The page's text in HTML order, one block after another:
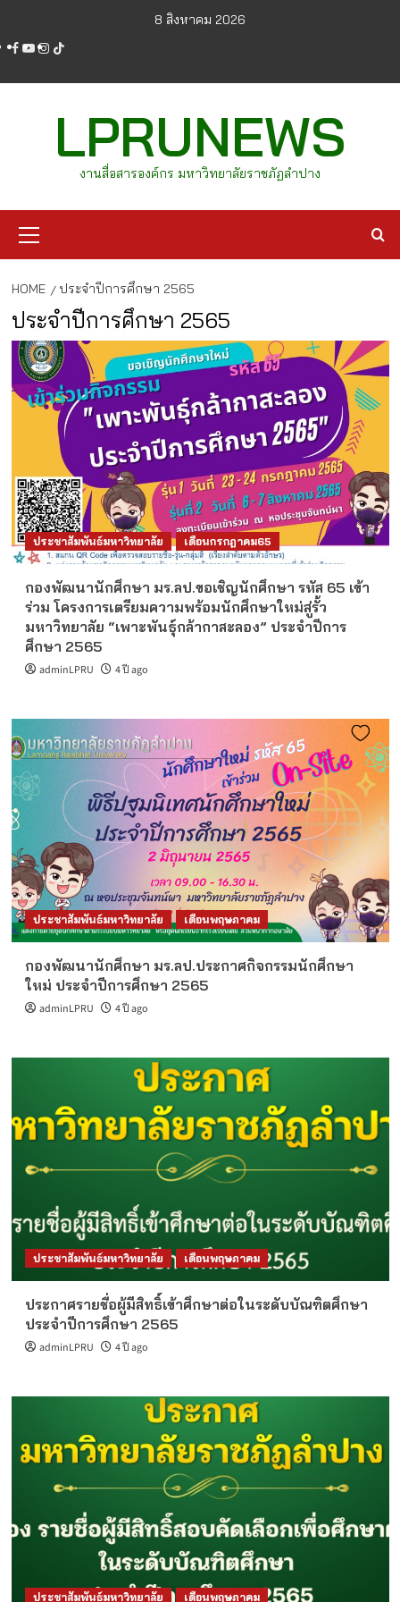
content
8 สิงหาคม 2026
facebook
youtube
instagram
tiktok
LPRUNEWS
งานสื่อสารองค์กร มหาวิทยาลัยราชภัฏลำปาง
Menu
HOME ประจำปีการศึกษา 2565
ประจำปีการศึกษา 2565
ประชาสัมพันธ์มหาวิทยาลัย เดือนกรกฎาคม65
กองพัฒนานักศึกษา มร.ลป.ขอเชิญนักศึกษา รหัส 65 เข้า
ร่วม โครงการเตรียมความพร้อมนักศึกษาใหม่สู่รั้ว
มหาวิทยาลัย “เพาะพันธุ์กล้ากาสะลอง” ประจำปีการ
ศึกษา 2565
adminLPRU 4 ปี ago
ประชาสัมพันธ์มหาวิทยาลัย เดือนพฤษภาคม
กองพัฒนานักศึกษา มร.ลป.ประกาศกิจกรรมนักศึกษา
ใหม่ ประจำปีการศึกษา 2565
adminLPRU 4 ปี ago
ประชาสัมพันธ์มหาวิทยาลัย เดือนพฤษภาคม
ประกาศรายชื่อผู้มีสิทธิ์เข้าศึกษาต่อในระดับบัณฑิตศึกษา
ประจำปีการศึกษา 2565
adminLPRU 4 ปี ago
ประชาสัมพันธ์มหาวิทยาลัย เดือนพฤษภาคม